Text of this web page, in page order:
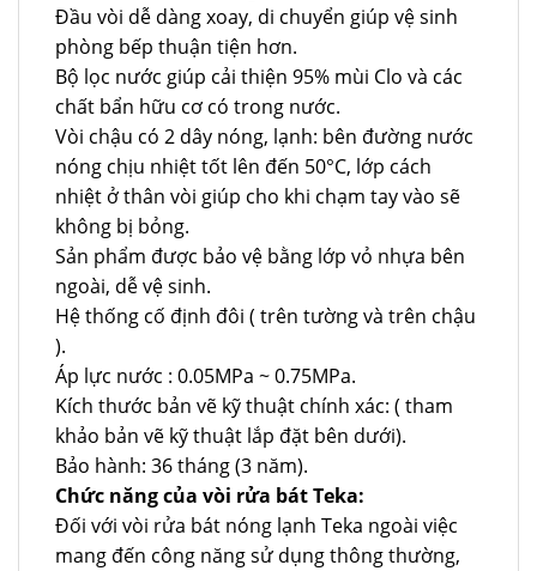
Đầu vòi dễ dàng xoay, di chuyển giúp vệ sinh
phòng bếp thuận tiện hơn.
Bộ lọc nước giúp cải thiện 95% mùi Clo và các
chất bẩn hữu cơ có trong nước.
Vòi chậu có 2 dây nóng, lạnh: bên đường nước
nóng chịu nhiệt tốt lên đến 50°C, lớp cách
nhiệt ở thân vòi giúp cho khi chạm tay vào sẽ
không bị bỏng.
Sản phẩm được bảo vệ bằng lớp vỏ nhựa bên
ngoài, dễ vệ sinh.
Hệ thống cố định đôi ( trên tường và trên chậu
).
Áp lực nước : 0.05MPa ~ 0.75MPa.
Kích thước bản vẽ kỹ thuật chính xác: ( tham
khảo bản vẽ kỹ thuật lắp đặt bên dưới).
Bảo hành: 36 tháng (3 năm).
Chức năng của vòi rửa bát Teka:
Đối với vòi rửa bát nóng lạnh Teka ngoài việc
mang đến công năng sử dụng thông thường,